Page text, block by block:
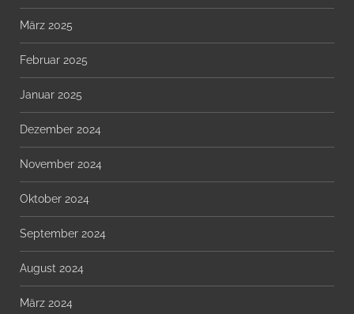
März 2025
Februar 2025
Januar 2025
Dezember 2024
November 2024
Oktober 2024
September 2024
August 2024
März 2024